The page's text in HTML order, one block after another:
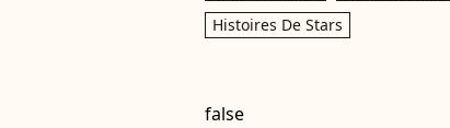
Histoires De Stars
false